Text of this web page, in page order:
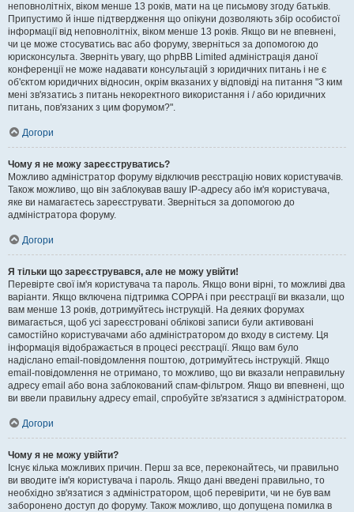
неповнолітніх, віком менше 13 років, мати на це письмову згоду батьків.
Припустимо й інше підтвердження що опікуни дозволяють збір особистої
інформації від неповнолітніх, віком менше 13 років. Якщо ви не впевнені,
чи це може стосуватись вас або форуму, зверніться за допомогою до
юрисконсульта. Зверніть увагу, що phpBB Limited адміністрація даної
конференції не може надавати консультацій з юридичних питань і не є
об'єктом юридичних відносин, окрім вказаних у відповіді на питання "З ким
мені зв'язатись з питань некоректного використання і / або юридичних
питань, пов'язаних з цим форумом?".
Догори
Чому я не можу зареєструватись?
Можливо адміністратор форуму відключив реєстрацію нових користувачів.
Також можливо, що він заблокував вашу IP-адресу або ім'я користувача,
яке ви намагаєтесь зареєструвати. Зверніться за допомогою до
адміністратора форуму.
Догори
Я тільки що зареєструвався, але не можу увійти!
Перевірте свої ім'я користувача та пароль. Якщо вони вірні, то можливі два
варіанти. Якщо включена підтримка COPPA і при реєстрації ви вказали, що
вам менше 13 років, дотримуйтесь інструкцій. На деяких форумах
вимагається, щоб усі зареєстровані облікові записи були активовані
самостійно користувачами або адміністратором до входу в систему. Ця
інформація відображається в процесі реєстрації. Якщо вам було
надіслано email-повідомлення поштою, дотримуйтесь інструкцій. Якщо
email-повідомлення не отримано, то можливо, що ви вказали неправильну
адресу email або вона заблокований спам-фільтром. Якщо ви впевнені, що
ви ввели правильну адресу email, спробуйте зв'язатися з адміністратором.
Догори
Чому я не можу увійти?
Існує кілька можливих причин. Перш за все, переконайтесь, чи правильно
ви вводите ім'я користувача і пароль. Якщо дані введені правильно, то
необхідно зв'язатися з адміністратором, щоб перевірити, чи не був вам
заборонено доступ до форуму. Також можливо, що допущена помилка в